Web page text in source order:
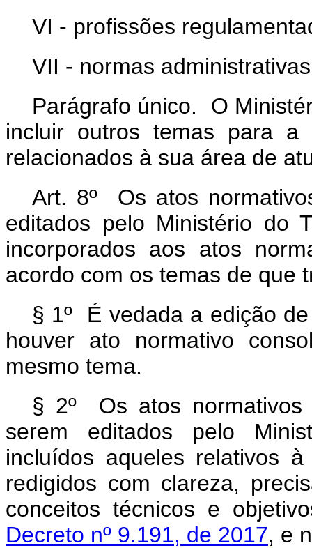
VI - profissões
VII - normas
Parágrafo único. O
incluir outros temas para a
relacionados à sua área de
Art. 8º Os atos
editados pelo Ministério do
incorporados aos atos
acordo com os temas de que
§ 1º É vedada a edição
houver ato normativo
mesmo tema.
§ 2º Os atos normativos
serem editados pelo
incluídos aqueles relativos
redigidos com clareza,
conceitos técnicos e
Decreto nº 9.191, de 2017, e